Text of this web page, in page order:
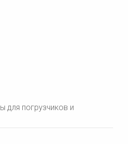
для погрузчиков и